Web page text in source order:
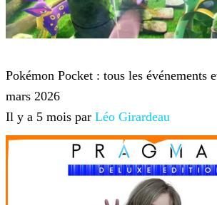
Pokémon Pocket : tous les événements
mars 2026
Il y a 5 mois par Léo Girardeau